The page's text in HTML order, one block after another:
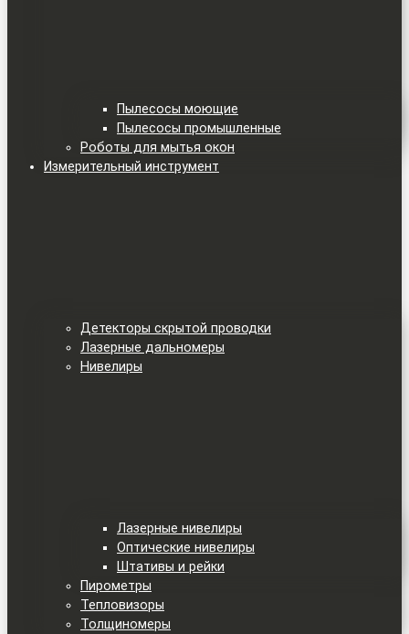
Пылесосы моющие
Пылесосы промышленные
Роботы для мытья окон
Измерительный инструмент
Детекторы скрытой проводки
Лазерные дальномеры
Нивелиры
Лазерные нивелиры
Оптические нивелиры
Штативы и рейки
Пирометры
Тепловизоры
Толщиномеры